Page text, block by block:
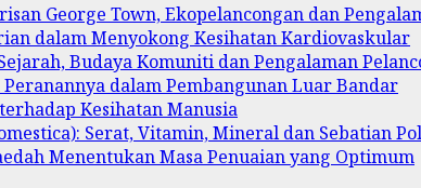
George Town, Ekopelancongan dan
dalam Menyokong Kesihatan Kardiovaskular
Budaya Komuniti dan Pengalaman
dalam Pembangunan Luar Bandar
Kesihatan Manusia
Serat, Vitamin, Mineral dan Sebatian
Menentukan Masa Penuaian yang Optimum